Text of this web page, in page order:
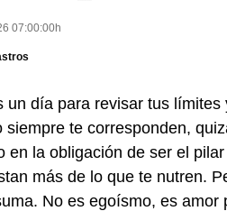
07:00:00h
un día para revisar tus
siempre te corresponden,
en la obligación de ser el
más de lo que te nutren.
No es egoísmo, es